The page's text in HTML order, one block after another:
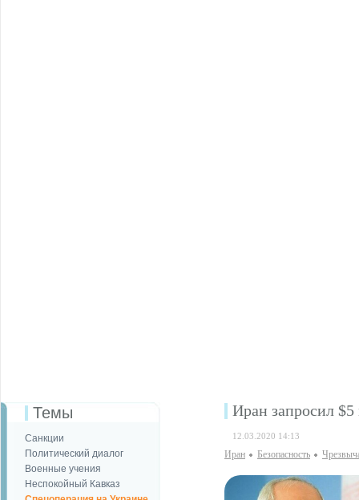
Темы
Санкции
Политический диалог
Военные учения
Неспокойный Кавказ
Иран запросил
12.03.2020 14:13
Иран Безопаcность